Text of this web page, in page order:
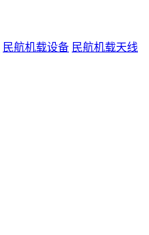
民航机载设备 民航机载天线